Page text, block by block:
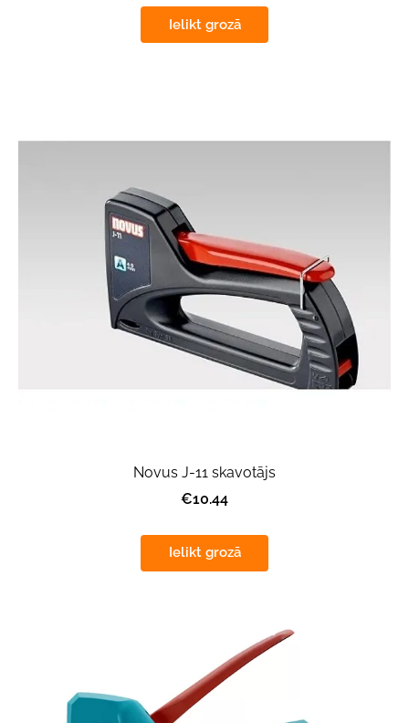
Ielikt grozā
Novus J-11 skavotājs
€10.44
Ielikt grozā